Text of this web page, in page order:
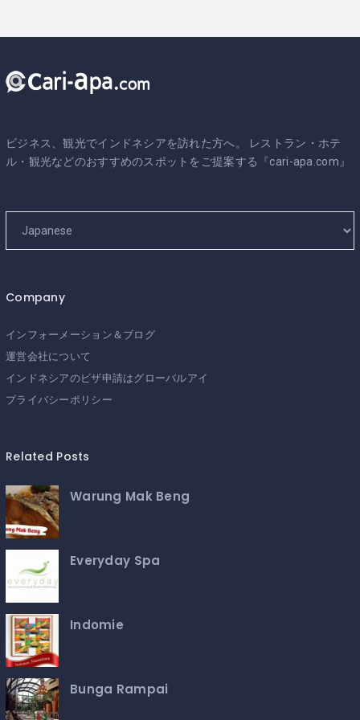
ビジネス、観光でインドネシアを訪れた方へ。 レストラン・ホテ
ル・観光などのおすすめのスポットをご提案する『cari-apa.com』
Company
インフォーメーション＆ブログ
運営会社について
インドネシアのビザ申請はグローバルアイ
プライバシーポリシー
Related Posts
Warung Mak Beng
Everyday Spa
Indomie
Bunga Rampai